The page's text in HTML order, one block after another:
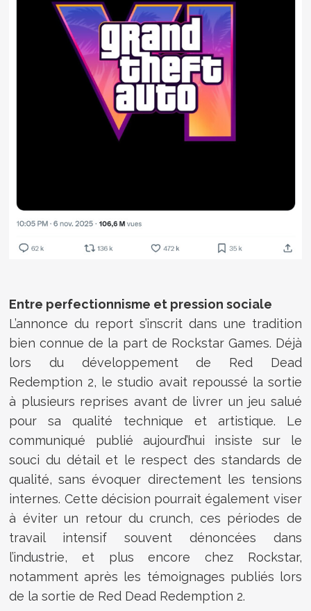
Entre perfectionnisme et pression sociale
L’annonce du report s’inscrit dans une tradition
bien connue de la part de Rockstar Games. Déjà
lors du développement de Red Dead
Redemption 2, le studio avait repoussé la sortie
à plusieurs reprises avant de livrer un jeu salué
pour sa qualité technique et artistique. Le
communiqué publié aujourd’hui insiste sur le
souci du détail et le respect des standards de
qualité, sans évoquer directement les tensions
internes. Cette décision pourrait également viser
à éviter un retour du crunch, ces périodes de
travail intensif souvent dénoncées dans
l’industrie, et plus encore chez Rockstar,
notamment après les témoignages publiés lors
de la sortie de Red Dead Redemption 2.